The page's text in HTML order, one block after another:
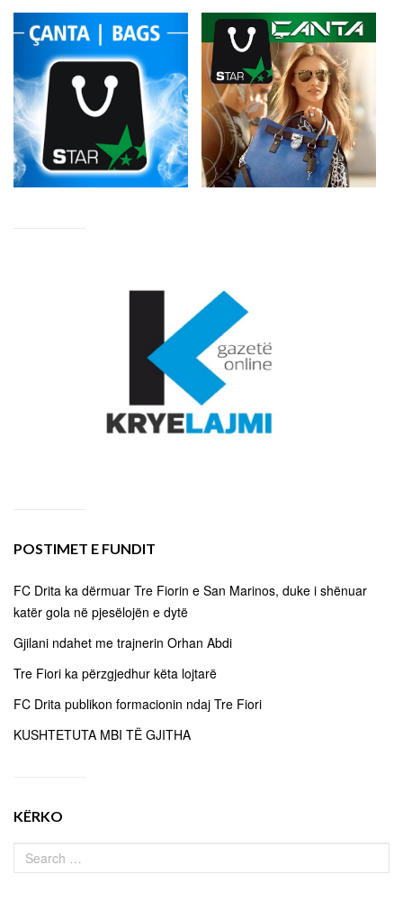
POSTIMET E FUNDIT
FC Drita ka dërmuar Tre Fiorin e San Marinos, duke i shënuar
katër gola në pjesëlojën e dytë
Gjilani ndahet me trajnerin Orhan Abdi
Tre Fiori ka përzgjedhur këta lojtarë
FC Drita publikon formacionin ndaj Tre Fiori
KUSHTETUTA MBI TË GJITHA
KËRKO